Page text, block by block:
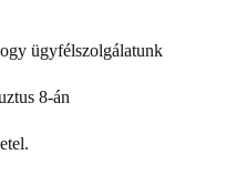
ügyfélszolgálatunk
8-án